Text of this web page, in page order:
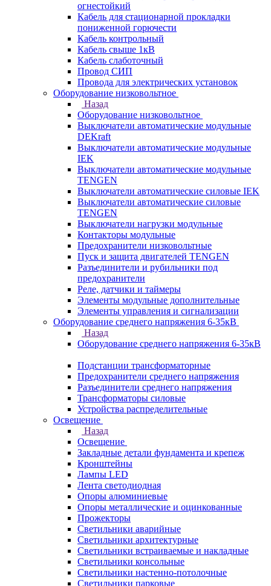
огнестойкий
Кабель для стационарной прокладки
пониженной горючести
Кабель контрольный
Кабель свыше 1кВ
Кабель слаботочный
Провод СИП
Провода для электрических установок
Оборудование низковольтное
Назад
Оборудование низковольтное
Выключатели автоматические модульные
DEKraft
Выключатели автоматические модульные
IEK
Выключатели автоматические модульные
TENGEN
Выключатели автоматические силовые IEK
Выключатели автоматические силовые
TENGEN
Выключатели нагрузки модульные
Контакторы модульные
Предохранители низковольтные
Пуск и защита двигателей TENGEN
Разъединители и рубильники под
предохранители
Реле, датчики и таймеры
Элементы модульные дополнительные
Элементы управления и сигнализации
Оборудование среднего напряжения 6-35кВ
Назад
Оборудование среднего напряжения 6-35кВ
Подстанции трансформаторные
Предохранители среднего напряжения
Разъединители среднего напряжения
Трансформаторы силовые
Устройства распределительные
Освещение
Назад
Освещение
Закладные детали фундамента и крепеж
Кронштейны
Лампы LED
Лента светодиодная
Опоры алюминиевые
Опоры металлические и оцинкованные
Прожекторы
Светильники аварийные
Светильники архитектурные
Светильники встраиваемые и накладные
Светильники консольные
Светильники настенно-потолочные
Светильники парковые